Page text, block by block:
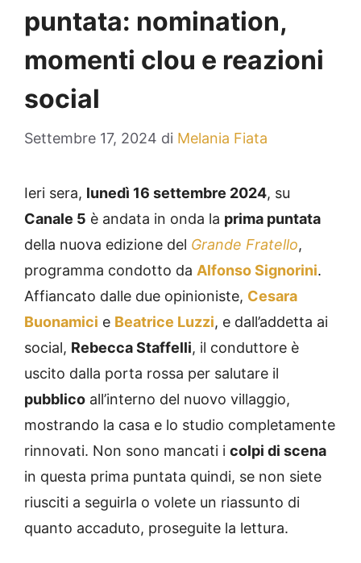
puntata: nomination,
momenti clou e reazioni
social
Settembre 17, 2024 di Melania Fiata
Ieri sera, lunedì 16 settembre 2024, su
Canale 5 è andata in onda la prima puntata
della nuova edizione del Grande Fratello,
programma condotto da Alfonso Signorini.
Affiancato dalle due opinioniste, Cesara
Buonamici e Beatrice Luzzi, e dall’addetta ai
social, Rebecca Staffelli, il conduttore è
uscito dalla porta rossa per salutare il
pubblico all’interno del nuovo villaggio,
mostrando la casa e lo studio completamente
rinnovati. Non sono mancati i colpi di scena
in questa prima puntata quindi, se non siete
riusciti a seguirla o volete un riassunto di
quanto accaduto, proseguite la lettura.